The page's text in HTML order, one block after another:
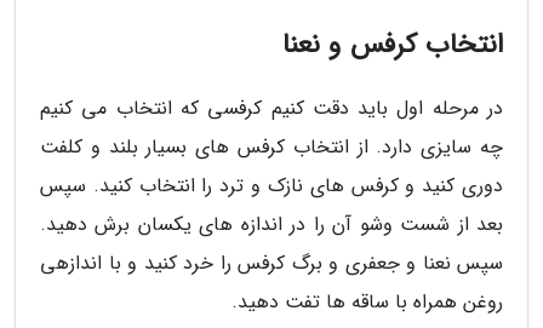
انتخاب کرفس و نعنا
در مرحله اول باید دقت کنیم کرفسی که انتخاب می کنیم
چه سایزی دارد. از انتخاب کرفس های بسیار بلند و کلفت
دوری کنید و کرفس های نازک و ترد را انتخاب کنید. سپس
بعد از شست وشو آن را در اندازه های یکسان برش دهید.
سپس نعنا و جعفری و برگ کرفس را خرد کنید و با اندازهی
روغن همراه با ساقه ها تفت دهید.